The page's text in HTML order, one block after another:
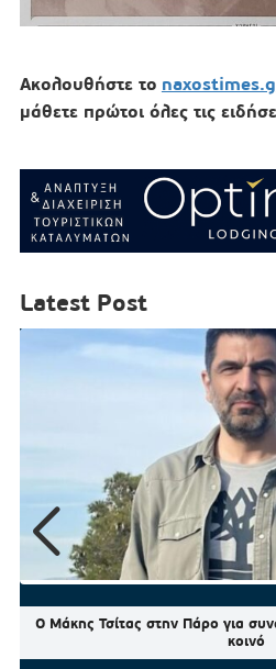
Ακολουθήστε το
μάθετε πρώτοι όλες τις
Latest Post
Ο Μάκης Τσίτας στην Πάρο για
κοινό